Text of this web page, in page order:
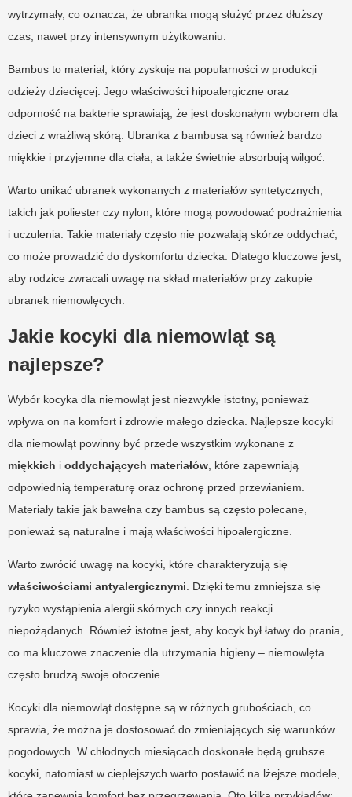
wytrzymały, co oznacza, że ubranka mogą służyć przez dłuższy
czas, nawet przy intensywnym użytkowaniu.
Bambus to materiał, który zyskuje na popularności w produkcji
odzieży dziecięcej. Jego właściwości hipoalergiczne oraz
odporność na bakterie sprawiają, że jest doskonałym wyborem dla
dzieci z wrażliwą skórą. Ubranka z bambusa są również bardzo
miękkie i przyjemne dla ciała, a także świetnie absorbują wilgoć.
Warto unikać ubranek wykonanych z materiałów syntetycznych,
takich jak poliester czy nylon, które mogą powodować podrażnienia
i uczulenia. Takie materiały często nie pozwalają skórze oddychać,
co może prowadzić do dyskomfortu dziecka. Dlatego kluczowe jest,
aby rodzice zwracali uwagę na skład materiałów przy zakupie
ubranek niemowlęcych.
Jakie kocyki dla niemowląt są
najlepsze?
Wybór kocyka dla niemowląt jest niezwykle istotny, ponieważ
wpływa on na komfort i zdrowie małego dziecka. Najlepsze kocyki
dla niemowląt powinny być przede wszystkim wykonane z
miękkich i oddychających materiałów, które zapewniają
odpowiednią temperaturę oraz ochronę przed przewianiem.
Materiały takie jak bawełna czy bambus są często polecane,
ponieważ są naturalne i mają właściwości hipoalergiczne.
Warto zwrócić uwagę na kocyki, które charakteryzują się
właściwościami antyalergicznymi. Dzięki temu zmniejsza się
ryzyko wystąpienia alergii skórnych czy innych reakcji
niepożądanych. Również istotne jest, aby kocyk był łatwy do prania,
co ma kluczowe znaczenie dla utrzymania higieny – niemowlęta
często brudzą swoje otoczenie.
Kocyki dla niemowląt dostępne są w różnych grubościach, co
sprawia, że można je dostosować do zmieniających się warunków
pogodowych. W chłodnych miesiącach doskonałe będą grubsze
kocyki, natomiast w cieplejszych warto postawić na lżejsze modele,